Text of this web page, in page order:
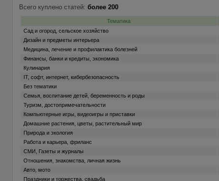
Всего куплено статей: более 200
Тематика
Сад и огород, сельское хозяйство
Дизайн и предметы интерьера
Медицина, лечение и профилактика болезней
Финансы, банки и кредиты, экономика
Кулинария
IT, софт, интернет, кибербезопасность
Без тематики
Семья, воспитание детей, беременность и роды
Туризм, достопримечательности
Компьютерные игры, видеоигры и приставки
Домашние растения, цветы, растительный мир
Природа и экология
Работа и карьера, фриланс
СМИ, Газеты и журналы
Отношения, знакомства, личная жизнь
Авто, мото
Праздники и торжества, свадьба